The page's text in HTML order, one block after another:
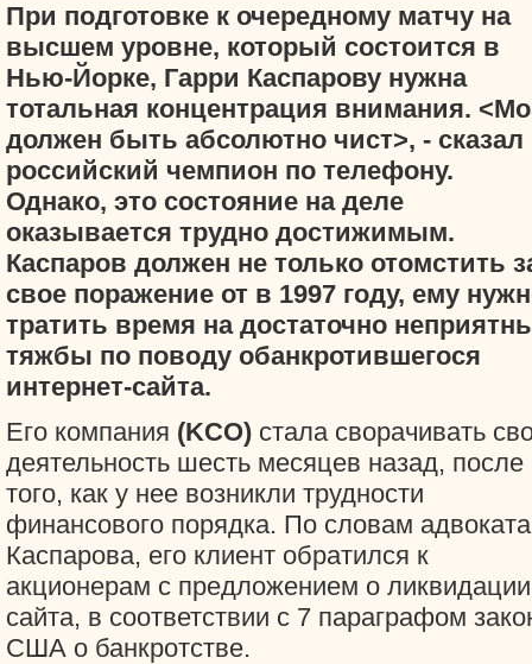
При подготовке к очередному матчу на
высшем уровне, который состоится в
Нью-Йорке, Гарри Каспарову нужна
тотальная концентрация внимания.
должен быть абсолютно чист>, - сказал
российский чемпион по телефону.
Однако, это состояние на деле
оказывается трудно достижимым.
Каспаров должен не только отомстить
свое поражение от в 1997 году, ему
тратить время на достаточно
тяжбы по поводу обанкротившегося
интернет-сайта.
Его компания (KCO) стала сворачивать
деятельность шесть месяцев назад, после
того, как у нее возникли трудности
финансового порядка. По словам адвоката
Каспарова, его клиент обратился к
акционерам с предложением о ликвидации
сайта, в соответствии с 7 параграфом
США о банкротстве.